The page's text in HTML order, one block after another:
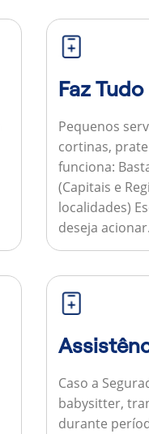
Faz Tudo
Pequenos
cortinas,
funciona:
(Capitais e
localidades)
deseja acionar.
Caso a
babysitter,
durante